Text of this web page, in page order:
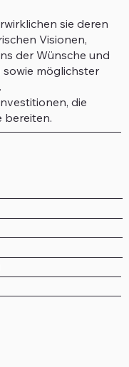
sie deren
Visionen,
der Wünsche und
möglichster
die
bereiten.